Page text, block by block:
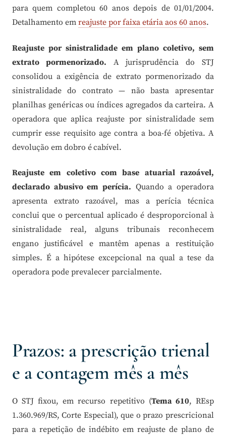
para quem completou 60 anos depois de 01/01/2004.
Detalhamento em reajuste por faixa etária aos 60 anos.
Reajuste por sinistralidade em plano coletivo, sem
extrato pormenorizado. A jurisprudência do STJ
consolidou a exigência de extrato pormenorizado da
sinistralidade do contrato — não basta apresentar
planilhas genéricas ou índices agregados da carteira. A
operadora que aplica reajuste por sinistralidade sem
cumprir esse requisito age contra a boa-fé objetiva. A
devolução em dobro é cabível.
Reajuste em coletivo com base atuarial razoável,
declarado abusivo em perícia. Quando a operadora
apresenta extrato razoável, mas a perícia técnica
conclui que o percentual aplicado é desproporcional à
sinistralidade real, alguns tribunais reconhecem
engano justificável e mantêm apenas a restituição
simples. É a hipótese excepcional na qual a tese da
operadora pode prevalecer parcialmente.
Prazos: a prescrição trienal
e a contagem mês a mês
O STJ fixou, em recurso repetitivo (Tema 610, REsp
1.360.969/RS, Corte Especial), que o prazo prescricional
para a repetição de indébito em reajuste de plano de